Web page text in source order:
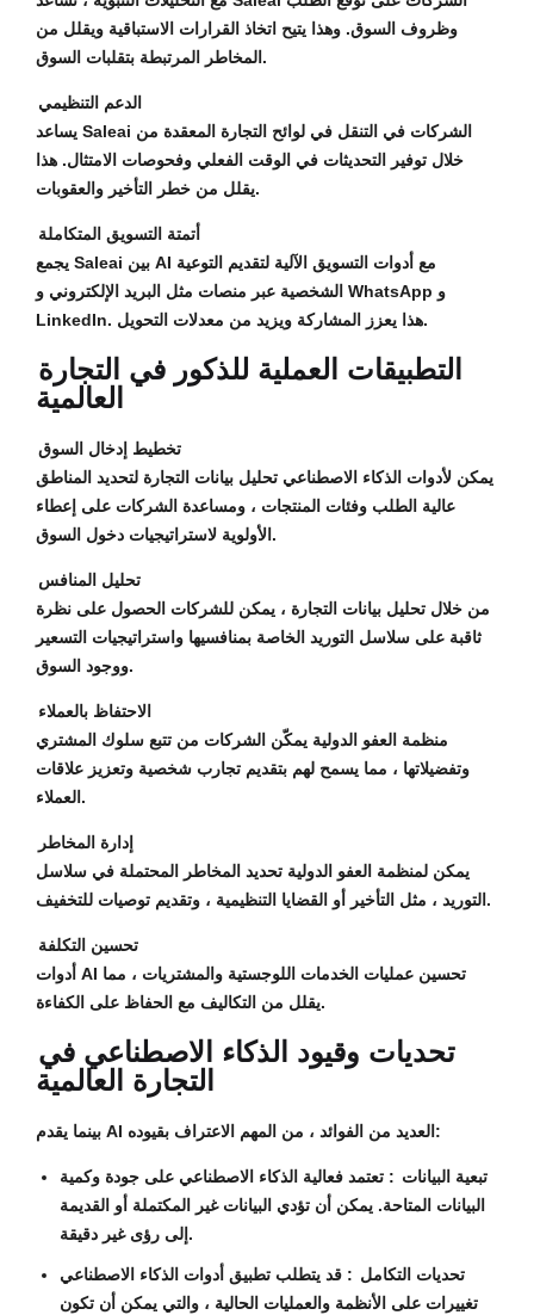
وظروف السوق. وهذا يتيح اتخاذ القرارات الاستباقية ويقلل من
المخاطر المرتبطة بتقلبات السوق.
الدعم التنظيمي
يساعد Saleai الشركات في التنقل في لوائح التجارة المعقدة من
خلال توفير التحديثات في الوقت الفعلي وفحوصات الامتثال. هذا
يقلل من خطر التأخير والعقوبات.
أتمتة التسويق المتكاملة
يجمع Saleai بين AI مع أدوات التسويق الآلية لتقديم التوعية
الشخصية عبر منصات مثل البريد الإلكتروني و WhatsApp و
LinkedIn. هذا يعزز المشاركة ويزيد من معدلات التحويل.
التطبيقات العملية للذكور في التجارة
العالمية
تخطيط إدخال السوق
يمكن لأدوات الذكاء الاصطناعي تحليل بيانات التجارة لتحديد المناطق
عالية الطلب وفئات المنتجات ، ومساعدة الشركات على إعطاء
الأولوية لاستراتيجيات دخول السوق.
تحليل المنافس
من خلال تحليل بيانات التجارة ، يمكن للشركات الحصول على نظرة
ثاقبة على سلاسل التوريد الخاصة بمنافسيها واستراتيجيات التسعير
ووجود السوق.
الاحتفاظ بالعملاء
منظمة العفو الدولية يمكّن الشركات من تتبع سلوك المشتري
وتفضيلاتها ، مما يسمح لهم بتقديم تجارب شخصية وتعزيز علاقات
العملاء.
إدارة المخاطر
يمكن لمنظمة العفو الدولية تحديد المخاطر المحتملة في سلاسل
التوريد ، مثل التأخير أو القضايا التنظيمية ، وتقديم توصيات للتخفيف.
تحسين التكلفة
أدوات AI تحسين عمليات الخدمات اللوجستية والمشتريات ، مما
يقلل من التكاليف مع الحفاظ على الكفاءة.
تحديات وقيود الذكاء الاصطناعي في
التجارة العالمية
بينما يقدم AI العديد من الفوائد ، من المهم الاعتراف بقيوده:
تبعية البيانات : تعتمد فعالية الذكاء الاصطناعي على جودة وكمية
البيانات المتاحة. يمكن أن تؤدي البيانات غير المكتملة أو القديمة
إلى رؤى غير دقيقة.
تحديات التكامل : قد يتطلب تطبيق أدوات الذكاء الاصطناعي
تغييرات على الأنظمة والعمليات الحالية ، والتي يمكن أن تكون